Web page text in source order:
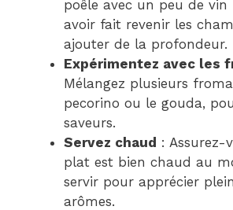
poêle avec un peu de vin
avoir fait revenir les
ajouter de la profondeur.
Expérimentez avec les
Mélangez plusieurs
pecorino ou le gouda,
saveurs.
Servez chaud : Assurez-
plat est bien chaud au
servir pour apprécier
arômes.